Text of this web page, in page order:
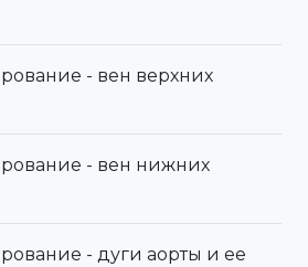
- вен верхних
- вен нижних
- дуги аорты и ее